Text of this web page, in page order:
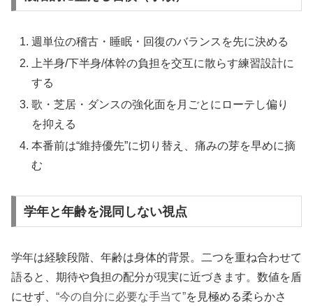
週単位の稽古・睡眠・回復のバランスを先に決める
上半身/下半身/体幹の負担を交互に散らす練習設計に
する
歌・芝居・ダンスの強化面を月ごとにローテし偏り
を抑える
本番前は“維持優先”に切り替え、痛みの芽を早めに摘
む
学年と年齢を混同しない視点
学年は経験段階、年齢は身体的背景。二つを重ね合わせて
語ると、期待や負担の配分が現実に近づきます。数値を盾
にせず、 “今の自分に必要な手当て”を見極める柔らかさ